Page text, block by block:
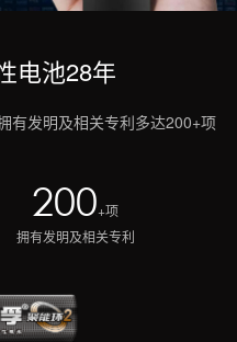
电池28年
有发明及相关专利多达200+项
200+项
拥有发明及相关专利